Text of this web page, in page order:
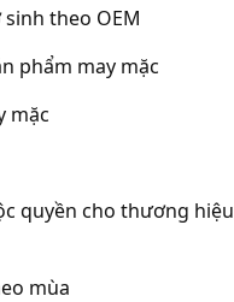
theo OEM
phẩm may mặc
mặc
quyền cho thương hiệu
mùa